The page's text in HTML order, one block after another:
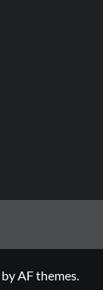
by AF themes.